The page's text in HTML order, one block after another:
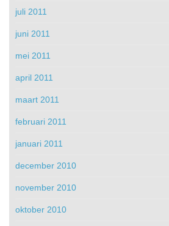
juli 2011
juni 2011
mei 2011
april 2011
maart 2011
februari 2011
januari 2011
december 2010
november 2010
oktober 2010